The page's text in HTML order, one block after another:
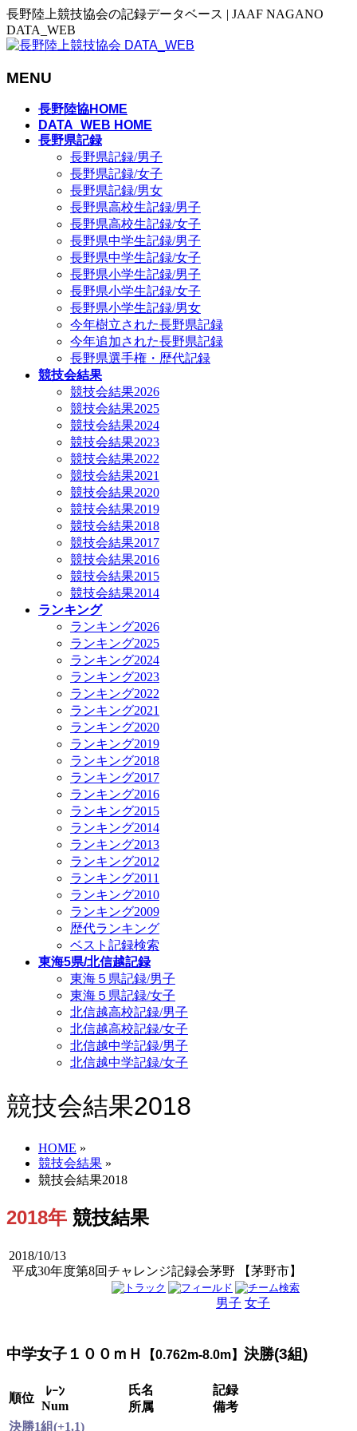
長野陸上競技協会の記録データベース | JAAF NAGANO
DATA_WEB
MENU
長野陸協HOME
DATA_WEB HOME
長野県記録
長野県記録/男子
長野県記録/女子
長野県記録/男女
長野県高校生記録/男子
長野県高校生記録/女子
長野県中学生記録/男子
長野県中学生記録/女子
長野県小学生記録/男子
長野県小学生記録/女子
長野県小学生記録/男女
今年樹立された長野県記録
今年追加された長野県記録
長野県選手権・歴代記録
競技会結果
競技会結果2026
競技会結果2025
競技会結果2024
競技会結果2023
競技会結果2022
競技会結果2021
競技会結果2020
競技会結果2019
競技会結果2018
競技会結果2017
競技会結果2016
競技会結果2015
競技会結果2014
ランキング
ランキング2026
ランキング2025
ランキング2024
ランキング2023
ランキング2022
ランキング2021
ランキング2020
ランキング2019
ランキング2018
ランキング2017
ランキング2016
ランキング2015
ランキング2014
ランキング2013
ランキング2012
ランキング2011
ランキング2010
ランキング2009
歴代ランキング
ベスト記録検索
東海5県/北信越記録
東海５県記録/男子
東海５県記録/女子
北信越高校記録/男子
北信越高校記録/女子
北信越中学記録/男子
北信越中学記録/女子
競技会結果2018
HOME »
競技会結果 »
競技会結果2018
2018年 競技結果
2018/10/13
平成30年度第8回チャレンジ記録会茅野 【茅野市】
男子 女子
中学女子１００ｍＨ 【0.762m-8.0m】 決勝(3組)
順位
ﾚｰﾝ
Num
氏名
所属
記録
備考
決勝1組(+1.1)